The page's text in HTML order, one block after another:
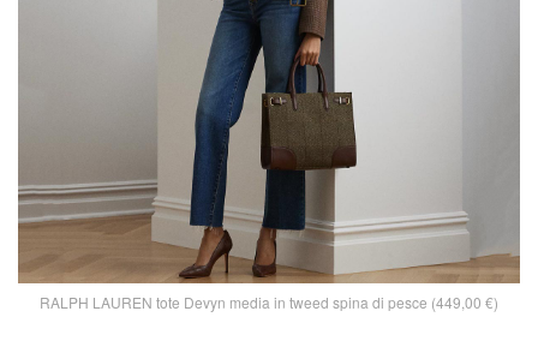
RALPH LAUREN tote Devyn media in tweed spina di pesce (449,00 €)